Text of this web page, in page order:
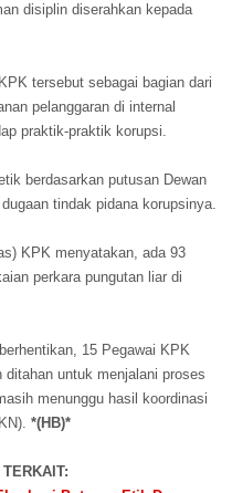
disiplin diserahkan kepada
tersebut sebagai bagian dari
pelanggaran di internal
praktik-praktik korupsi.
berdasarkan putusan Dewan
tindak pidana korupsinya.
KPK menyatakan, ada 93
perkara pungutan liar di
15 Pegawai KPK
untuk menjalani proses
menunggu hasil koordinasi
*(HB)*
TERKAIT: